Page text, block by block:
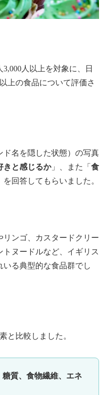
人以上を対象に、日
上の食品について評価さ
名を隠した状態）の写真
きと感じるか」、また「 食
を回答してもらいました。
ンゴ、カスタードクリー
トヌードルなど、イギリス
る典型的な食品群でし
と比較しました。
質、食物繊維、エネ